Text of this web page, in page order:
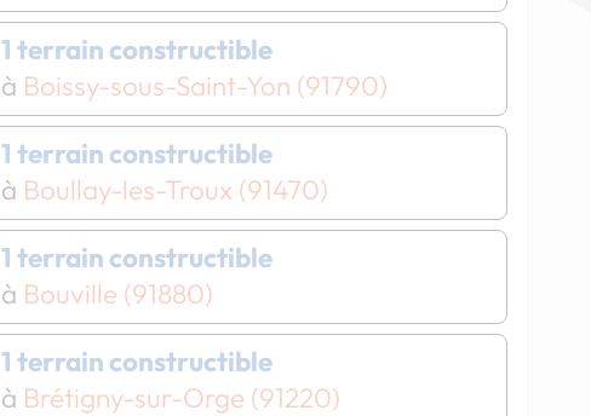
1 terrain constructible
à Boissy-sous-Saint-Yon (91790)
1 terrain constructible
à Boullay-les-Troux (91470)
1 terrain constructible
à Bouville (91880)
1 terrain constructible
à Brétigny-sur-Orge (91220)